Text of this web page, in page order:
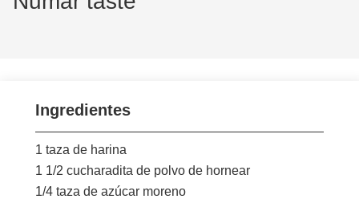
Ingredientes
1 taza de harina
1 1/2 cucharadita de polvo de hornear
1/4 taza de azúcar moreno